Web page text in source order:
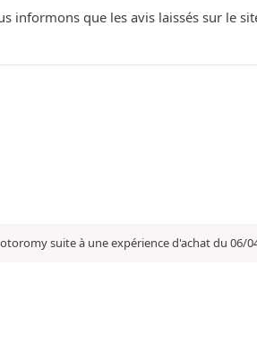
informons que les avis laissés sur le
suite à une expérience d'achat du 06/